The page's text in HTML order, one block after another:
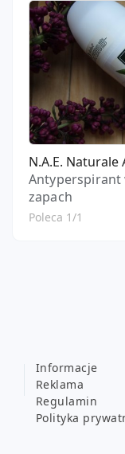
N.A.E.
Antyperspirant
zapach
Poleca 1/1
Informacje
Reklama
Regulamin
Polityka